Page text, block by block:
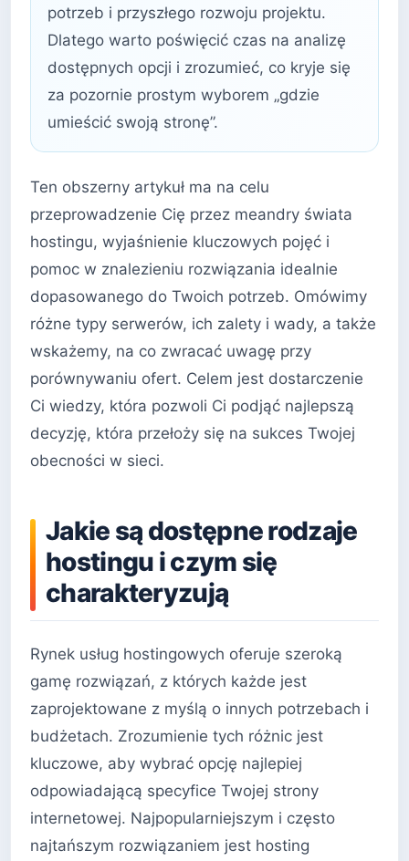
potrzeb i przyszłego rozwoju projektu.
Dlatego warto poświęcić czas na analizę
dostępnych opcji i zrozumieć, co kryje się
za pozornie prostym wyborem „gdzie
umieścić swoją stronę”.
Ten obszerny artykuł ma na celu
przeprowadzenie Cię przez meandry świata
hostingu, wyjaśnienie kluczowych pojęć i
pomoc w znalezieniu rozwiązania idealnie
dopasowanego do Twoich potrzeb. Omówimy
różne typy serwerów, ich zalety i wady, a także
wskażemy, na co zwracać uwagę przy
porównywaniu ofert. Celem jest dostarczenie
Ci wiedzy, która pozwoli Ci podjąć najlepszą
decyzję, która przełoży się na sukces Twojej
obecności w sieci.
Jakie są dostępne rodzaje
hostingu i czym się
charakteryzują
Rynek usług hostingowych oferuje szeroką
gamę rozwiązań, z których każde jest
zaprojektowane z myślą o innych potrzebach i
budżetach. Zrozumienie tych różnic jest
kluczowe, aby wybrać opcję najlepiej
odpowiadającą specyfice Twojej strony
internetowej. Najpopularniejszym i często
najtańszym rozwiązaniem jest hosting